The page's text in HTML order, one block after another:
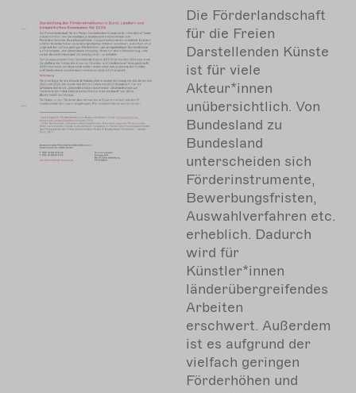
Die Förderlandschaft
für die Freien
Darstellenden Künste
ist für viele
Akteur*innen
unübersichtlich. Von
Bundesland zu
Bundesland
unterscheiden sich
Förderinstrumente,
Bewerbungsfristen,
Auswahlverfahren etc.
erheblich. Dadurch
wird für
Künstler*innen
länderübergreifendes
Arbeiten
erschwert. Außerdem
ist es aufgrund der
vielfach geringen
Förderhöhen und